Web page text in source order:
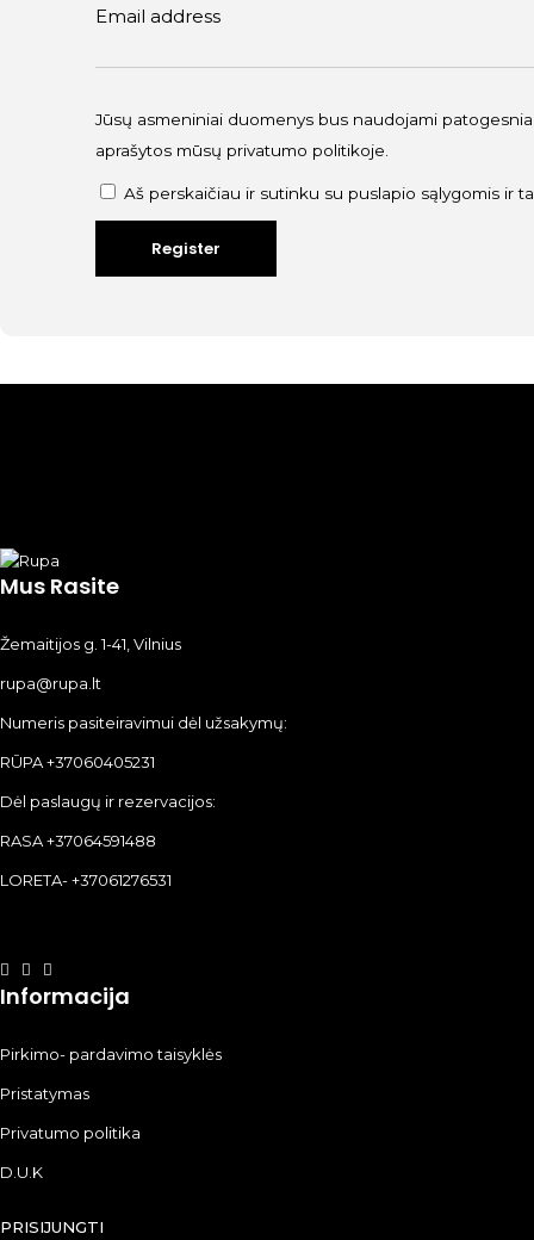
Email address
Jūsų asmeniniai duomenys bus naudojami
aprašytos mūsų privatumo politikoje
Aš perskaičiau ir sutinku su puslapio sąlygomis ir
Mus Rasite
Žemaitijos g. 1-41, Vilnius
rupa@rupa.lt
Numeris pasiteiravimui dėl užsakymų:
RŪPA +37060405231
Dėl paslaugų ir rezervacijos:
RASA +37064591488
LORETA- +37061276531
Informacija
Pirkimo- pardavimo taisyklės
Pristatymas
Privatumo politika
D.U.K
PRISIJUNGTI